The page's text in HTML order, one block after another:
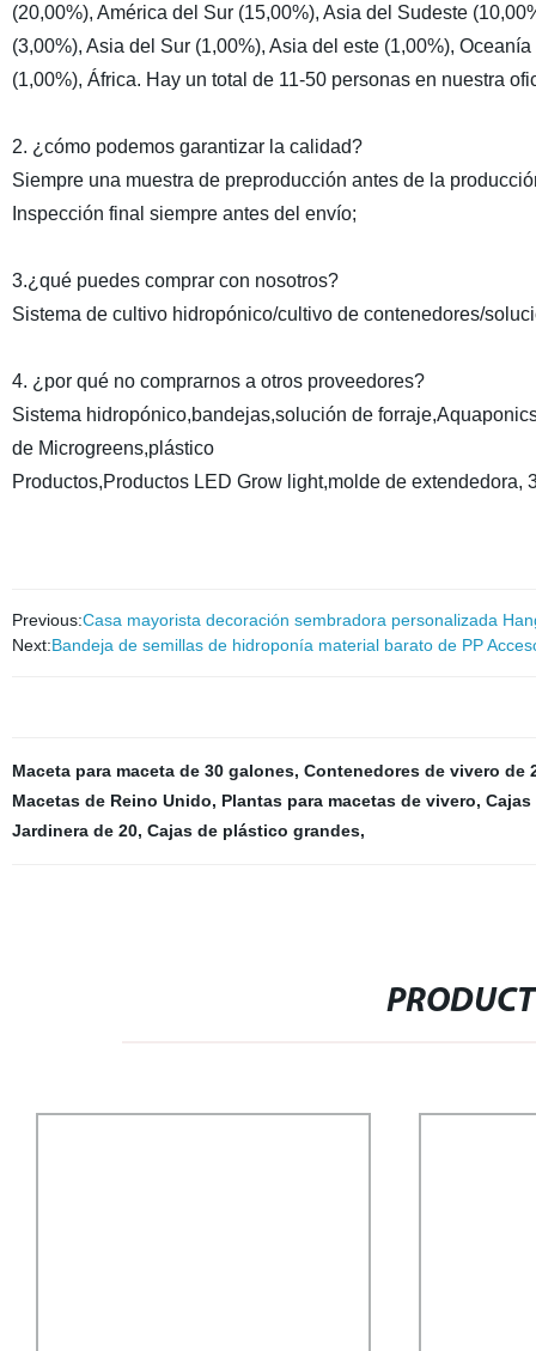
(20,00%), América del Sur (15,00%), Asia del Sudeste
(3,00%), Asia del Sur (1,00%), Asia del este (1,00%),
(1,00%), África. Hay un total de 11-50 personas en nuestra
2. ¿cómo podemos garantizar la calidad?
Siempre una muestra de preproducción antes de la
Inspección final siempre antes del envío;
3.¿qué puedes comprar con nosotros?
Sistema de cultivo hidropónico/cultivo de contenedores/
4. ¿por qué no comprarnos a otros proveedores?
Sistema hidropónico,bandejas,solución de
de Microgreens,plástico
Productos,Productos LED Grow light,molde de
Previous:Casa mayorista decoración sembradora personalizada
Next:Bandeja de semillas de hidroponía material barato de PP
Maceta para maceta de 30 galones, Contenedores de vivero de
Macetas de Reino Unido, Plantas para macetas de vivero,
Jardinera de 20, Cajas de plástico grandes,